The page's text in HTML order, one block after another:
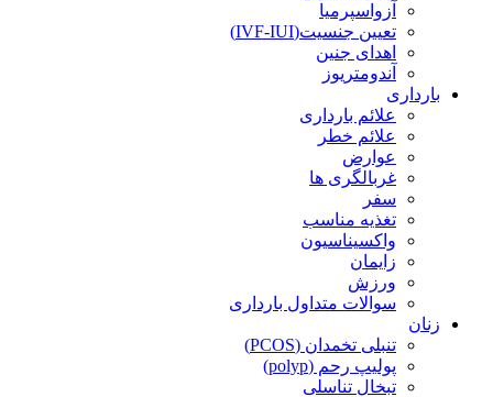
آزواسپرمیا
تعیین جنسیت(IVF-IUI)
اهدای جنین
آندومتریوز
بارداری
علائم بارداری
علائم خطر
عوارض
غربالگری ها
سفر
تغذیه مناسب
واکسیناسیون
زایمان
ورزش
سوالات متداول بارداری
زنان
تنبلی تخمدان (PCOS)
پولیپ رحم (polyp)
تبخال تناسلی